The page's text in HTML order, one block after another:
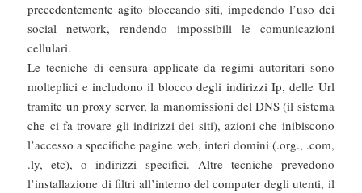
precedentemente agito bloccando siti, impedendo l’uso dei
social network, rendendo impossibili le comunicazioni
cellulari.
Le tecniche di censura applicate da regimi autoritari sono
molteplici e includono il blocco degli indirizzi Ip, delle Url
tramite un proxy server, la manomissioni del DNS (il sistema
che ci fa trovare gli indirizzi dei siti), azioni che inibiscono
l’accesso a specifiche pagine web, interi domini (.org., .com,
.ly, etc), o indirizzi specifici. Altre tecniche prevedono
l’installazione di filtri all’interno del computer degli utenti, il